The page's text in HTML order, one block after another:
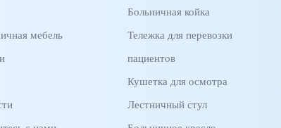
мебель
Больничная койка
Тележка для перевозки
пациентов
Кушетка для осмотра
Лестничный стул